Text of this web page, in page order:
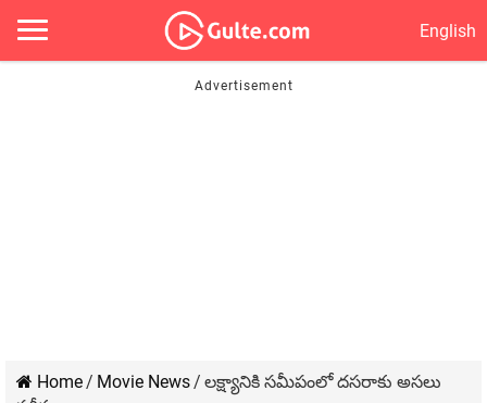
English
Home/ Movie News/ లక్ష్యానికి సమీపంలో దసరాకు అసలు